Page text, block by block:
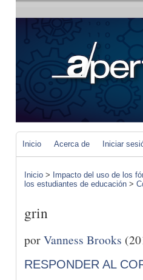
Inicio Acerca de Iniciar
Inicio > Impacto del uso de los
los estudiantes de educación >
grin
porVanness Brooks
RESPONDER AL